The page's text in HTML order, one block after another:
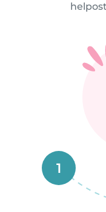
1